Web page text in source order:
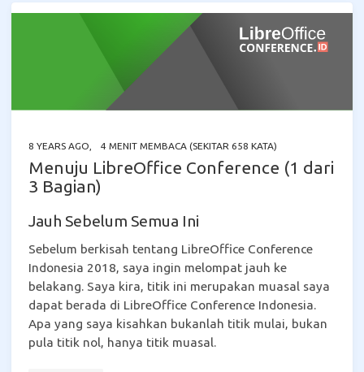
8 YEARS AGO 4 MENIT MEMBACA (SEKITAR 658 KATA)
Menuju LibreOffice Conference (1 dari
3 Bagian)
Jauh Sebelum Semua Ini
Sebelum berkisah tentang LibreOffice Conference
Indonesia 2018, saya ingin melompat jauh ke
belakang. Saya kira, titik ini merupakan muasal saya
dapat berada di LibreOffice Conference Indonesia.
Apa yang saya kisahkan bukanlah titik mulai, bukan
pula titik nol, hanya titik muasal.